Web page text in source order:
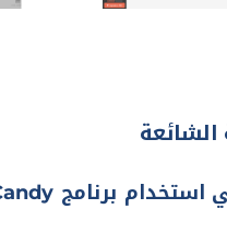
الشائعة